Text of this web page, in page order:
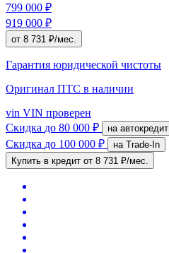
799 000 ₽
919 000 ₽
от 8 731 ₽/мес.
Гарантия юридической чистоты
Оригинал ПТС в наличии
vin VIN проверен
Скидка до 80 000 ₽ на автокредит
Скидка до 100 000 ₽
на Trade-In
Купить в кредит от 8 731 ₽/мес.